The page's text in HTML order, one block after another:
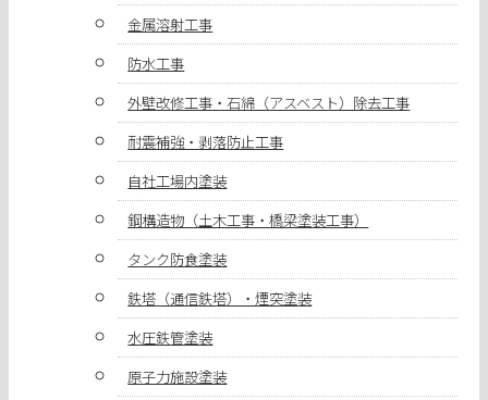
金属溶射工事
防水工事
外壁改修工事・石綿（アスベスト）除去工事
耐震補強・剥落防止工事
自社工場内塗装
鋼構造物（土木工事・橋梁塗装工事）
タンク防食塗装
鉄塔（通信鉄塔）・煙突塗装
水圧鉄管塗装
原子力施設塗装